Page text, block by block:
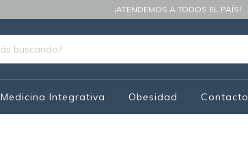
¡ATENDEMOS A TODOS EL PAÍS!
Medicina Integrativa Obesidad Contacto